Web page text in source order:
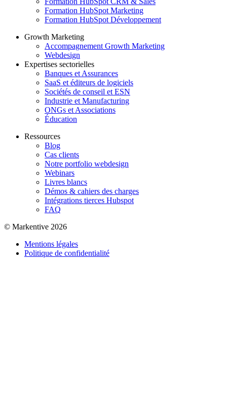
Formation HubSpot Marketing
Formation HubSpot Développement
Growth Marketing
Accompagnement Growth Marketing
Webdesign
Expertises sectorielles
Banques et Assurances
SaaS et éditeurs de logiciels
Sociétés de conseil et ESN
Industrie et Manufacturing
ONGs et Associations
Éducation
Ressources
Blog
Cas clients
Notre portfolio webdesign
Webinars
Livres blancs
Démos & cahiers des charges
Intégrations tierces Hubspot
FAQ
© Markentive 2026
Mentions légales
Politique de confidentialité